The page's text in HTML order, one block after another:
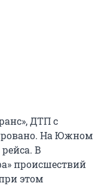
ДТП с
На Южном
В
происшествий
этом